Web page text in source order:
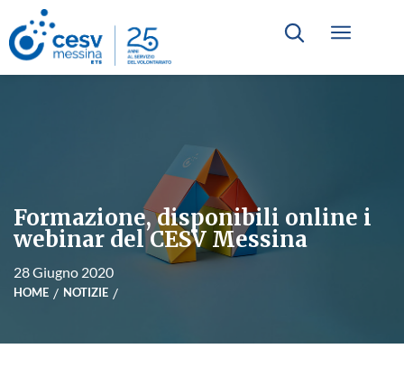
Formazione, disponibili online i
webinar del CESV Messina
28 Giugno 2020
HOME NOTIZIE